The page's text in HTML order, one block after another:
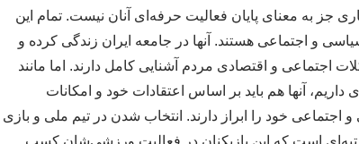
جز به معنای پایان فعالیت حرفه‌ای آنان نیست. تمام این
و اجتماعی هستند. آنها در جامعه ایران زندگی کرده و
اجتماعی و اقتصادی مردم آشنایی کامل دارند. اما مانند
آنها هم باید بر اساس اعتقادات خود و امکانات
خود را ابراز دارند. انتخاب شدن در تیم ملی و بازی